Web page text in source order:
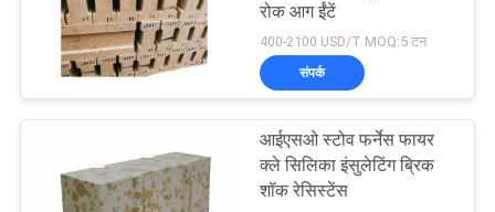
समाचार
मामले
साइटमैप
क्ले इंसुलेटिंग ब्रिक
रोक आग ईंटें
400-2100 USD/T MOQ:5 टन
संपर्क
आईएसओ स्टोव फर्नेस फायर
क्ले सिलिका इंसुलेटिंग ब्रिक
शॉक रेसिस्टेंस